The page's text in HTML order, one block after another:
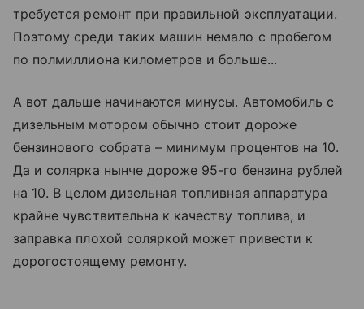
требуется ремонт при правильной эксплуатации.
Поэтому среди таких машин немало с пробегом
по полмиллиона километров и больше...
А вот дальше начинаются минусы. Автомобиль с
дизельным мотором обычно стоит дороже
бензинового собрата – минимум процентов на 10.
Да и солярка нынче дороже ­95-го бензина рублей
на 10. В целом дизельная топливная аппаратура
крайне чувствительна к качеству топлива, и
заправка плохой соляркой может привести к
дорогостоящему ремонту.